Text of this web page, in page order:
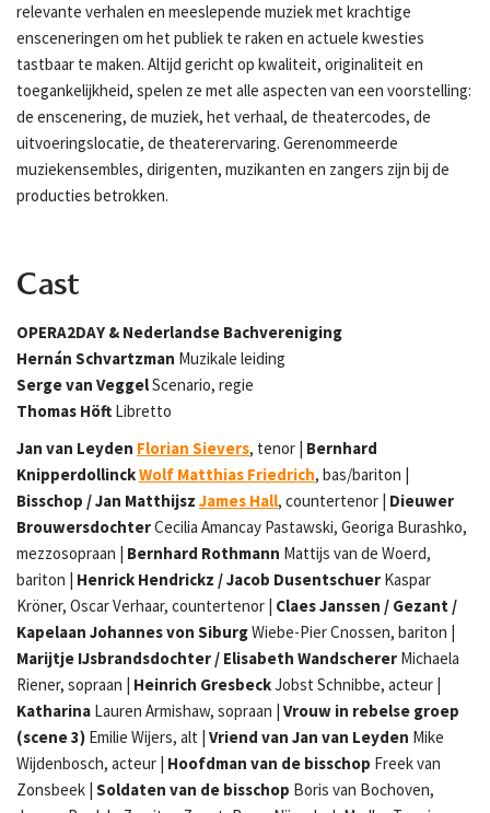
relevante verhalen en meeslepende muziek met krachtige
ensceneringen om het publiek te raken en actuele kwesties
tastbaar te maken. Altijd gericht op kwaliteit, originaliteit en
toegankelijkheid, spelen ze met alle aspecten van een voorstelling:
de enscenering, de muziek, het verhaal, de theatercodes, de
uitvoeringslocatie, de theaterervaring. Gerenommeerde
muziekensembles, dirigenten, muzikanten en zangers zijn bij de
producties betrokken.
Cast
OPERA2DAY & Nederlandse Bachvereniging
Hernán Schvartzman Muzikale leiding
Serge van VeggelScenario, regie
Thomas Höft Libretto
Jan van Leyden Florian Sievers, tenor | Bernhard
KnipperdollinckWolf Matthias Friedrich, bas/bariton |
Bisschop / Jan Matthijsz James Hall, countertenor | Dieuwer
BrouwersdochterCecilia Amancay Pastawski, Georiga Burashko,
mezzosopraan | Bernhard Rothmann Mattijs van de Woerd,
bariton | Henrick Hendrickz / Jacob Dusentschuer Kaspar
Kröner, Oscar Verhaar, countertenor | Claes Janssen / Gezant /
Kapelaan Johannes von SiburgWiebe-Pier Cnossen, bariton |
Marijtje IJsbrandsdochter / Elisabeth Wandscherer Michaela
Riener, sopraan | Heinrich GresbeckJobst Schnibbe, acteur |
Katharina Lauren Armishaw, sopraan | Vrouw in rebelse groep
(scene 3) Emilie Wijers, alt | Vriend van Jan van Leyden Mike
Wijdenbosch, acteur | Hoofdman van de bisschop Freek van
Zonsbeek | Soldaten van de bisschop Boris van Bochoven,